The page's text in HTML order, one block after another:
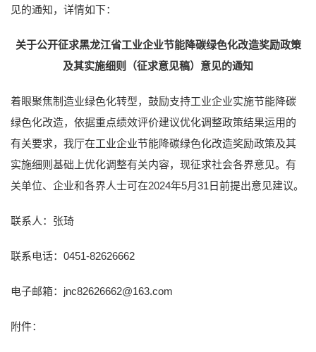
见的通知，详情如下：
关于公开征求黑龙江省工业企业节能降碳绿色化改造奖励政策
及其实施细则（征求意见稿）意见的通知
着眼聚焦制造业绿色化转型，鼓励支持工业企业实施节能降碳
绿色化改造，依据重点绩效评价建议优化调整政策结果运用的
有关要求，我厅在工业企业节能降碳绿色化改造奖励政策及其
实施细则基础上优化调整有关内容，现征求社会各界意见。有
关单位、企业和各界人士可在2024年5月31日前提出意见建议。
联系人：张琦
联系电话：0451-82626662
电子邮箱： jnc82626662@163.com
附件：